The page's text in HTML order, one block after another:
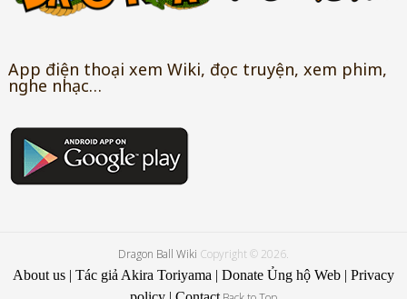
App điện thoại xem Wiki, đọc truyện, xem phim,
nghe nhạc…
Dragon Ball Wiki Copyright © 2026.
About us| Tác giả Akira Toriyama | Donate Ủng hộ Web| Privacy